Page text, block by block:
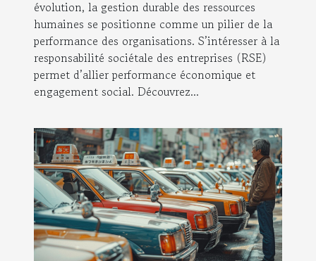
évolution, la gestion durable des ressources
humaines se positionne comme un pilier de la
performance des organisations. S’intéresser à la
responsabilité sociétale des entreprises (RSE)
permet d’allier performance économique et
engagement social. Découvrez...